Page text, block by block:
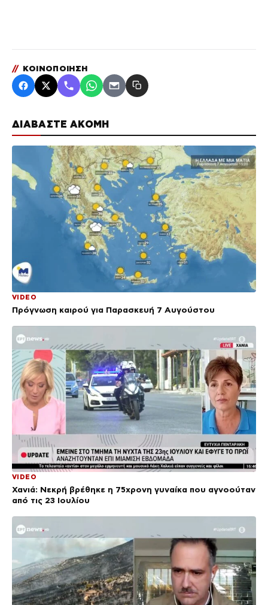
ΔΙΑΒΑΣΤΕ ΑΚΟΜΗ
VIDEO
Πρόγνωση καιρού για Παρασκευή 7 Αυγούστου
VIDEO
Χανιά: Νεκρή βρέθηκε η 75χρονη γυναίκα που αγνοούταν
από τις 23 Ιουλίου
// ΚΟΙΝΟΠΟΙΗΣΗ